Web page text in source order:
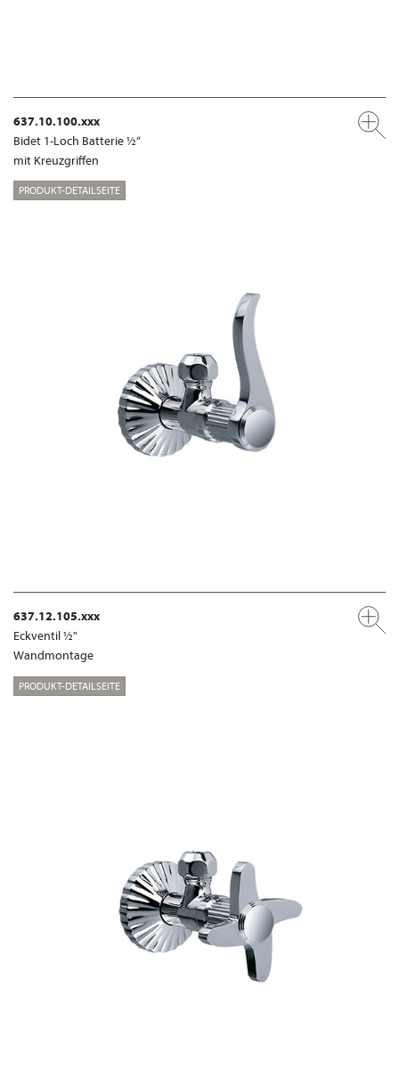
637.10.100.xxx
Bidet 1-Loch Batterie ½“
mit Kreuzgriffen
PRODUKT-DETAILSEITE
637.12.105.xxx
Eckventil ½"
Wandmontage
PRODUKT-DETAILSEITE